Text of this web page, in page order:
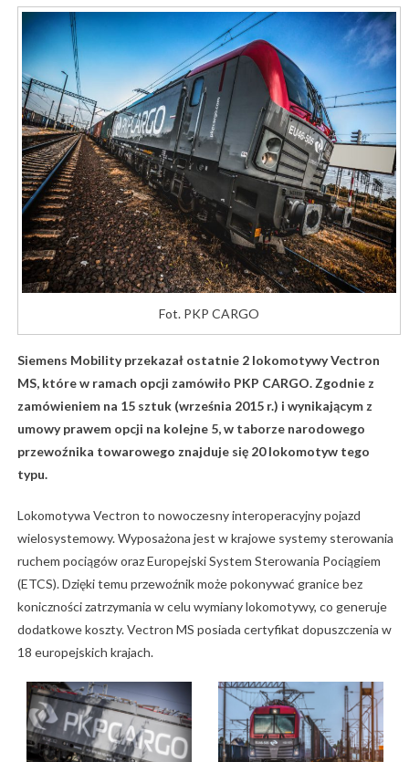
Fot. PKP CARGO
Siemens Mobility przekazał ostatnie 2 lokomotywy Vectron
MS, które w ramach opcji zamówiło PKP CARGO. Zgodnie z
zamówieniem na 15 sztuk (września 2015 r.) i wynikającym z
umowy prawem opcji na kolejne 5, w taborze narodowego
przewoźnika towarowego znajduje się 20 lokomotyw tego
typu.
Lokomotywa Vectron to nowoczesny interoperacyjny pojazd
wielosystemowy. Wyposażona jest w krajowe systemy sterowania
ruchem pociągów oraz Europejski System Sterowania Pociągiem
(ETCS). Dzięki temu przewoźnik może pokonywać granice bez
koniczności zatrzymania w celu wymiany lokomotywy, co generuje
dodatkowe koszty. Vectron MS posiada certyfikat dopuszczenia w
18 europejskich krajach.